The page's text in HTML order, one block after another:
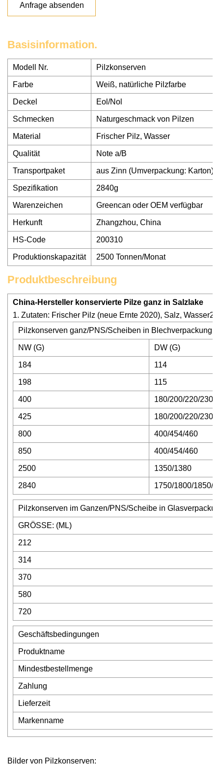
Anfrage absenden
Basisinformation.
Modell Nr. Pilzkonserven
Farbe Weiß, natürliche Pilzfarbe
Deckel Eol/Nol
Schmecken Naturgeschmack von Pilzen
Material Frischer Pilz, Wasser
Qualität Note a/B
Transportpaket aus Zinn (Umverpackung: Karton)
Spezifikation 2840g
Warenzeichen Greencan oder OEM verfügbar
Herkunft Zhangzhou, China
HS-Code 200310
Produktionskapazität 2500 Tonnen/Monat
Produktbeschreibung
China-Hersteller konservierte Pilze ganz in Salzlake
1. Zutaten: Frischer Pilz (neue Ernte 2020), Salz,
Pilzkonserven ganz/PNS/Scheiben in Blechverpackung
NW (G) DW (G)
184 114
198 115
400 180/200/220/230
425 180/200/220/230
800 400/454/460
850 400/454/460
2500 1350/1380
2840 1750/1800/1850/
Pilzkonserven im Ganzen/PNS/Scheibe in
GRÖSSE: (ML)
212
314
370
580
720
Geschäftsbedingungen
Produktname
Mindestbestellmenge
Zahlung
Lieferzeit
Markenname
Bilder von Pilzkonserven: